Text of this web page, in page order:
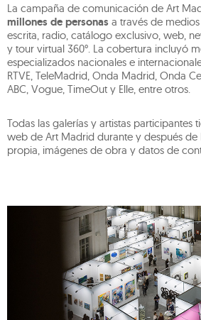
La campaña de comunicación de Art
millones de personas a través de
escrita, radio, catálogo exclusivo, web,
y tour virtual 360°. La cobertura incluyó
especializados nacionales e
RTVE, TeleMadrid, Onda Madrid, Onda
ABC, Vogue, TimeOut y Elle, entre otros.
Todas las galerías y artistas participantes
web de Art Madrid durante y después de
propia, imágenes de obra y datos de